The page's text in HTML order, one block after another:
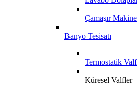
Çamaşır
Banyo Tesisatı
Termostatik
Küresel Valfler